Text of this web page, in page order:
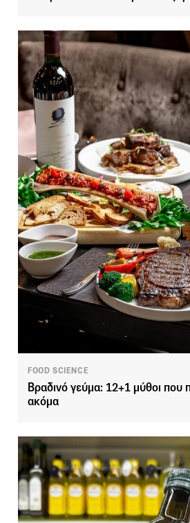
FOOD SCIENCE
Βραδινό γεύμα: 12+1 μύθοι που
ακόμα